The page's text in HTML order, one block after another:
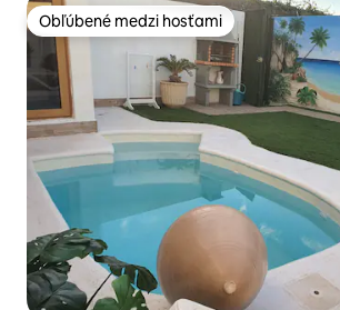
Obľúbené medzi hosťami
Obľúbené medzi hosťami